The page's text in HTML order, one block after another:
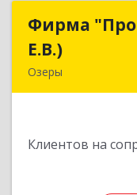
Фирма
Е.В.)
Озеры
Клиентов на
Фирма